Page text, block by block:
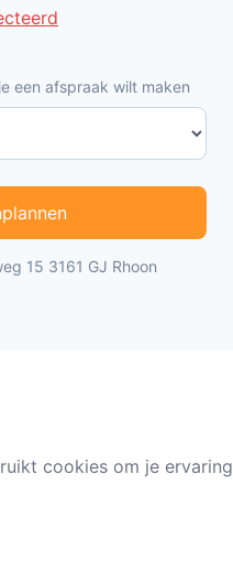
een afspraak wilt maken
15 3161 GJ Rhoon
cookies om je ervaring